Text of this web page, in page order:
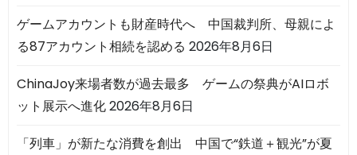
ゲームアカウントも財産時代へ 中国裁判所、母親によ
る87アカウント相続を認める 2026年8月6日
ChinaJoy来場者数が過去最多 ゲームの祭典がAIロボ
ット展示へ進化2026年8月6日
「列車」が新たな消費を創出 中国で“鉄道＋観光”が夏